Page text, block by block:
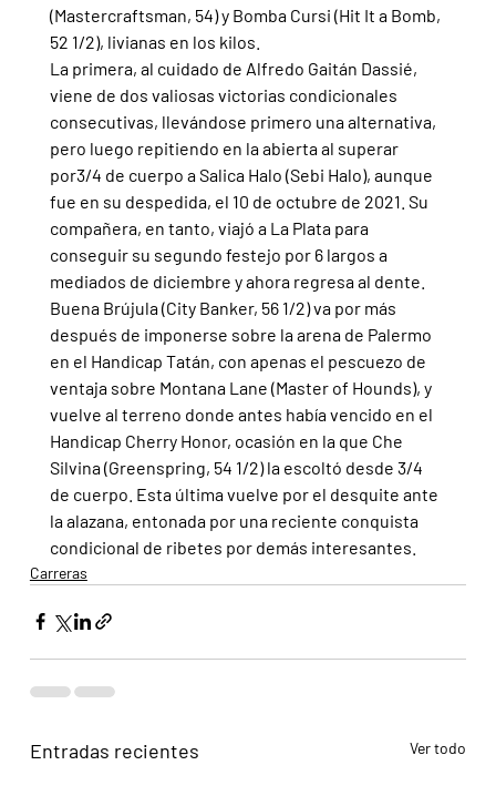
(Mastercraftsman, 54) y Bomba Cursi (Hit It a Bomb,
52 1/2), livianas en los kilos.
La primera, al cuidado de Alfredo Gaitán Dassié,
viene de dos valiosas victorias condicionales
consecutivas, llevándose primero una alternativa,
pero luego repitiendo en la abierta al superar
por3/4 de cuerpo a Salica Halo (Sebi Halo), aunque
fue en su despedida, el 10 de octubre de 2021. Su
compañera, en tanto, viajó a La Plata para
conseguir su segundo festejo por 6 largos a
mediados de diciembre y ahora regresa al dente.
Buena Brújula (City Banker, 56 1/2) va por más
después de imponerse sobre la arena de Palermo
en el Handicap Tatán, con apenas el pescuezo de
ventaja sobre Montana Lane (Master of Hounds), y
vuelve al terreno donde antes había vencido en el
Handicap Cherry Honor, ocasión en la que Che
Silvina (Greenspring, 54 1/2) la escoltó desde 3/4
de cuerpo. Esta última vuelve por el desquite ante
la alazana, entonada por una reciente conquista
condicional de ribetes por demás interesantes.
Carreras
Entradas recientes Ver todo